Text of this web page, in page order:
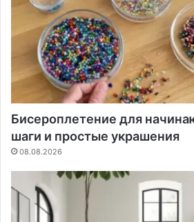
Бисероплетение для
шаги и простые украшения
08.08.2026